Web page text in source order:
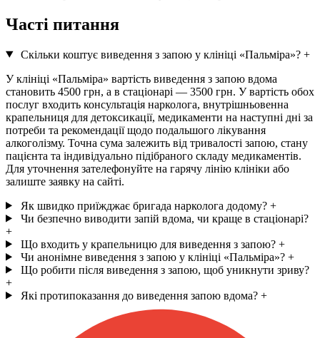
Часті питання
Скільки коштує виведення з запою у клініці «Пальміра»? +
У клініці «Пальміра» вартість виведення з запою вдома
становить 4500 грн, а в стаціонарі — 3500 грн. У вартість обох
послуг входить консультація нарколога, внутрішньовенна
крапельниця для детоксикації, медикаменти на наступні дні за
потреби та рекомендації щодо подальшого лікування
алкоголізму. Точна сума залежить від тривалості запою, стану
пацієнта та індивідуально підібраного складу медикаментів.
Для уточнення зателефонуйте на гарячу лінію клініки або
залиште заявку на сайті.
Як швидко приїжджає бригада нарколога додому? +
Чи безпечно виводити запій вдома, чи краще в стаціонарі?
+
Що входить у крапельницю для виведення з запою? +
Чи анонімне виведення з запою у клініці «Пальміра»? +
Що робити після виведення з запою, щоб уникнути зриву?
+
Які протипоказання до виведення запою вдома? +